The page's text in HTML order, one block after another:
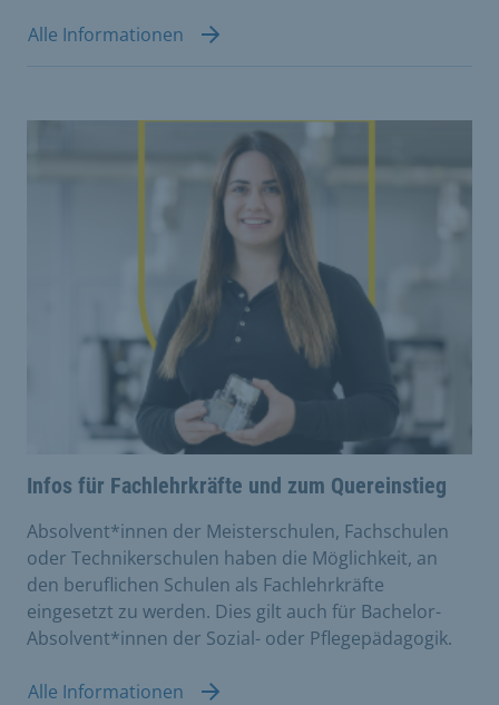
Alle Informationen
Infos für Fachlehrkräfte und zum Quereinstieg
Absolvent*innen der Meisterschulen, Fachschulen
oder Technikerschulen haben die Möglichkeit, an
den beruflichen Schulen als Fachlehrkräfte
eingesetzt zu werden. Dies gilt auch für Bachelor-
Absolvent*innen der Sozial- oder Pflegepädagogik.
Alle Informationen